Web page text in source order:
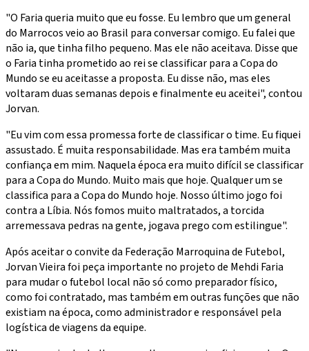
"O Faria queria muito que eu fosse. Eu lembro que um general
do Marrocos veio ao Brasil para conversar comigo. Eu falei que
não ia, que tinha filho pequeno. Mas ele não aceitava. Disse que
o Faria tinha prometido ao rei se classificar para a Copa do
Mundo se eu aceitasse a proposta. Eu disse não, mas eles
voltaram duas semanas depois e finalmente eu aceitei", contou
Jorvan.
"Eu vim com essa promessa forte de classificar o time. Eu fiquei
assustado. É muita responsabilidade. Mas era também muita
confiança em mim. Naquela época era muito difícil se classificar
para a Copa do Mundo. Muito mais que hoje. Qualquer um se
classifica para a Copa do Mundo hoje. Nosso último jogo foi
contra a Líbia. Nós fomos muito maltratados, a torcida
arremessava pedras na gente, jogava prego com estilingue".
Após aceitar o convite da Federação Marroquina de Futebol,
Jorvan Vieira foi peça importante no projeto de Mehdi Faria
para mudar o futebol local não só como preparador físico,
como foi contratado, mas também em outras funções que não
existiam na época, como administrador e responsável pela
logística de viagens da equipe.